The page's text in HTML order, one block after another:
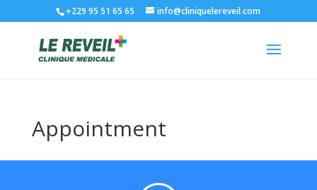
+229 95 51 65 65 info@cliniquelereveil.com
Appointment